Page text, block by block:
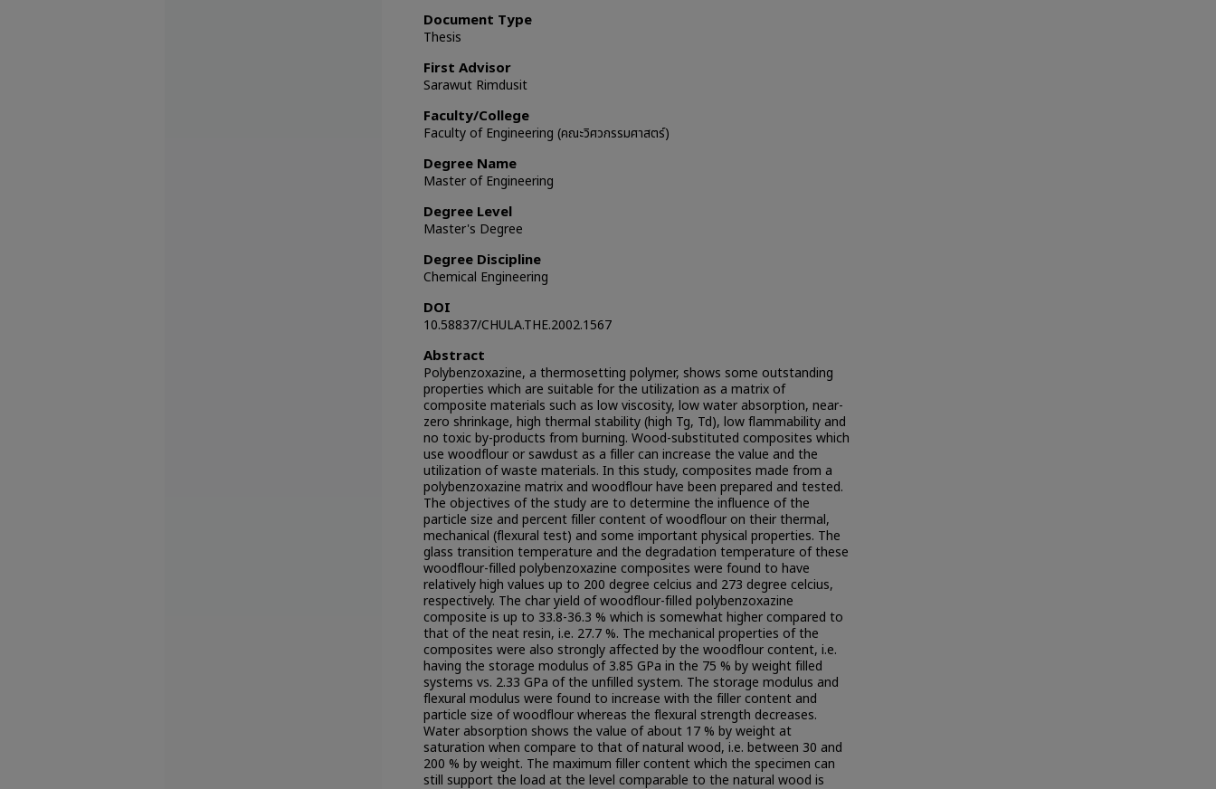
Document Type
Thesis
First Advisor
Sarawut Rimdusit
Faculty/College
Faculty of Engineering (คณะวิศวกรรมศาสตร์)
Degree Name
Master of Engineering
Degree Level
Master's Degree
Degree Discipline
Chemical Engineering
DOI
10.58837/CHULA.THE.2002.1567
Abstract
Polybenzoxazine, a thermosetting polymer, shows some outstanding
properties which are suitable for the utilization as a matrix of
composite materials such as low viscosity, low water absorption, near-
zero shrinkage, high thermal stability (high Tg, Td), low flammability and
no toxic by-products from burning. Wood-substituted composites which
use woodflour or sawdust as a filler can increase the value and the
utilization of waste materials. In this study, composites made from a
polybenzoxazine matrix and woodflour have been prepared and tested.
The objectives of the study are to determine the influence of the
particle size and percent filler content of woodflour on their thermal,
mechanical (flexural test) and some important physical properties. The
glass transition temperature and the degradation temperature of these
woodflour-filled polybenzoxazine composites were found to have
relatively high values up to 200 degree celcius and 273 degree celcius,
respectively. The char yield of woodflour-filled polybenzoxazine
composite is up to 33.8-36.3 % which is somewhat higher compared to
that of the neat resin, i.e. 27.7 %. The mechanical properties of the
composites were also strongly affected by the woodflour content, i.e.
having the storage modulus of 3.85 GPa in the 75 % by weight filled
systems vs. 2.33 GPa of the unfilled system. The storage modulus and
flexural modulus were found to increase with the filler content and
particle size of woodflour whereas the flexural strength decreases.
Water absorption shows the value of about 17 % by weight at
saturation when compare to that of natural wood, i.e. between 30 and
200 % by weight. The maximum filler content which the specimen can
still support the load at the level comparable to the natural wood is